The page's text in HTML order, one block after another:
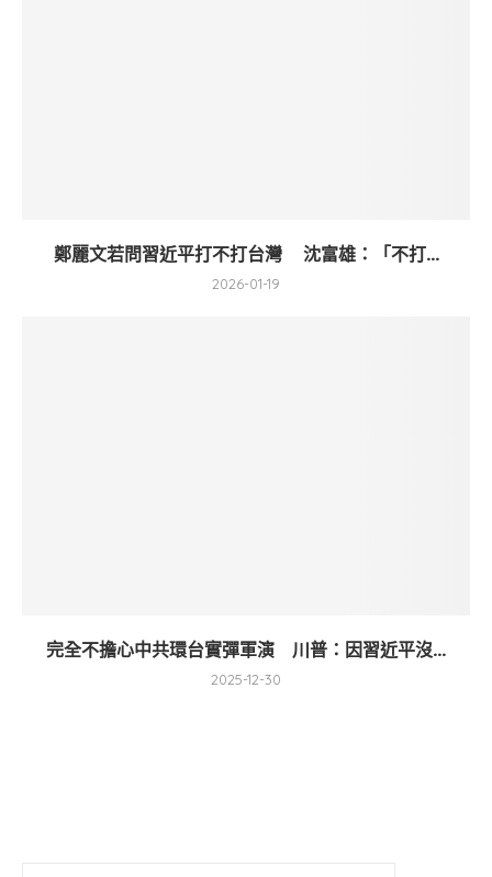
鄭麗文若問習近平打不打台灣 沈富雄：「不打...
2026-01-19
完全不擔心中共環台實彈軍演 川普：因習近平沒...
2025-12-30